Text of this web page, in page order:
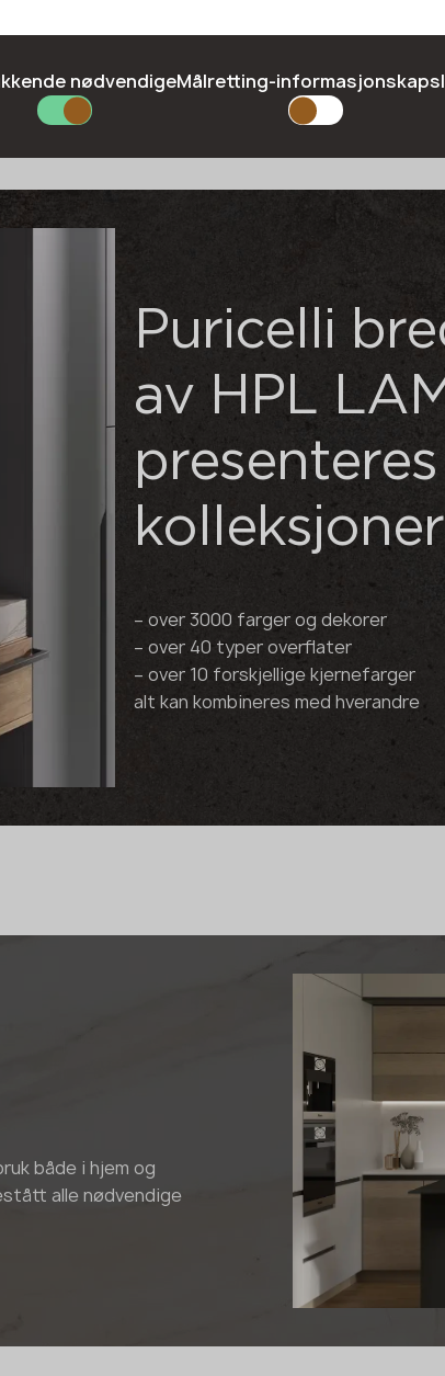
Puricelli
av HPL
– over 3000 farger og dekorer
– over 40 typer overflater
– over 10 forskjellige kjernefarger
alt kan kombineres med hverandre
både i hjem og
alle nødvendige
våre ledere vil kontakte deg snart
nødvendigeMålretting-